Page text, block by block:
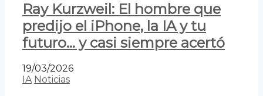
Ray Kurzweil: El hombre que
predijo el iPhone, la IA y tu
futuro… y casi siempre acertó
19/03/2026
IA Noticias